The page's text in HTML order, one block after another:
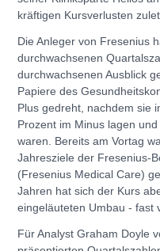
kräftigen Kursverlusten
Die Anleger von Fresenius
durchwachsenen
durchwachsenen Ausblick
Papiere des
Plus gedreht, nachdem sie
Prozent im Minus lagen und
waren. Bereits am Vortag
Jahresziele der Fresenius-
(Fresenius Medical Care)
Jahren hat sich der Kurs
eingeläuteten Umbau - fast
Für Analyst Graham Doyle